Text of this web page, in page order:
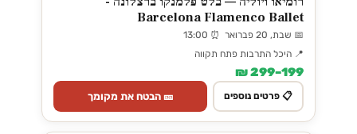
Barcelona Flamenco Ballet
📅 שבת, 20 פברואר ⏰ 13:00
📍 היכל התרבות פתח תקווה
199–299 ₪
📋 פרטים נוספים 🎫 הבטח את מקומך